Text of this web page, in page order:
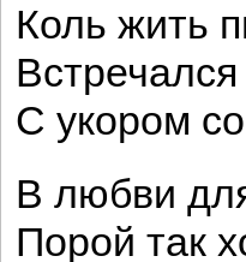
Коль жить
С укором
В любви
Порой так